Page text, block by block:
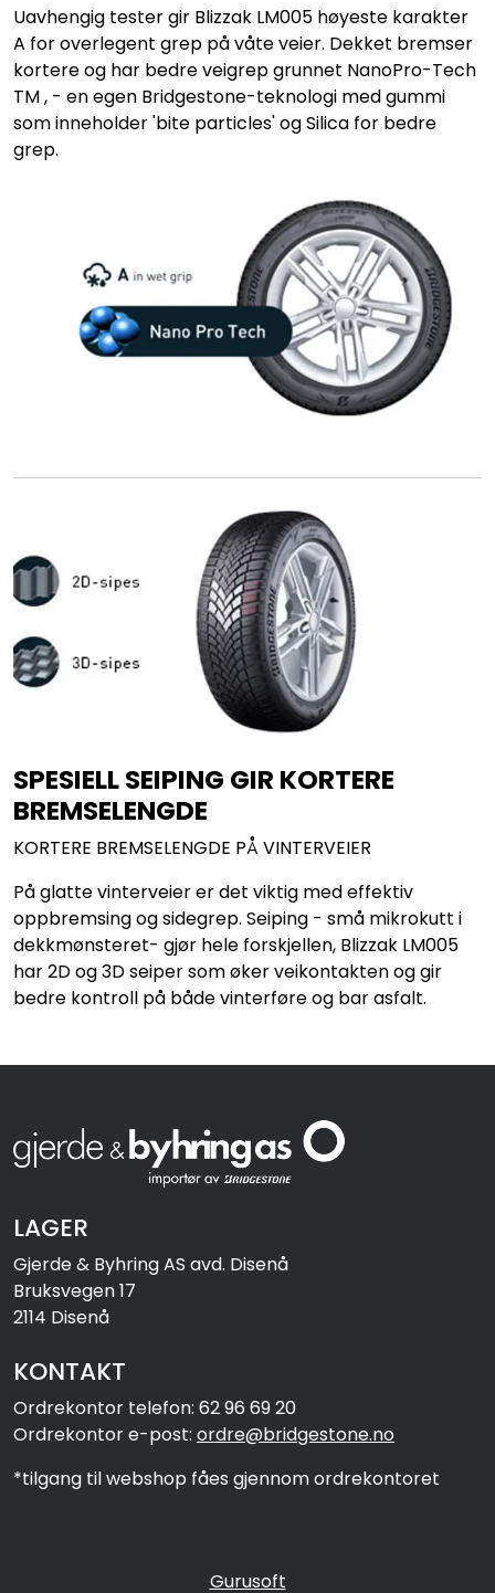
Uavhengig tester gir Blizzak LM005 høyeste karakter
A for overlegent grep på våte veier. Dekket bremser
kortere og har bedre veigrep grunnet NanoPro-Tech
TM , - en egen Bridgestone-teknologi med gummi
som inneholder 'bite particles' og Silica for bedre
grep.
SPESIELL SEIPING GIR KORTERE
BREMSELENGDE
KORTERE BREMSELENGDE PÅ VINTERVEIER
På glatte vinterveier er det viktig med effektiv
oppbremsing og sidegrep. Seiping - små mikrokutt i
dekkmønsteret- gjør hele forskjellen, Blizzak LM005
har 2D og 3D seiper som øker veikontakten og gir
bedre kontroll på både vinterføre og bar asfalt.
LAGER
Gjerde & Byhring AS avd. Disenå
Bruksvegen 17
2114 Disenå
KONTAKT
Ordrekontor telefon: 62 96 69 20
Ordrekontor e-post: ordre@bridgestone.no
*tilgang til webshop fåes gjennom ordrekontoret
Gurusoft